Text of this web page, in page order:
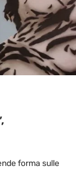
forma sulle